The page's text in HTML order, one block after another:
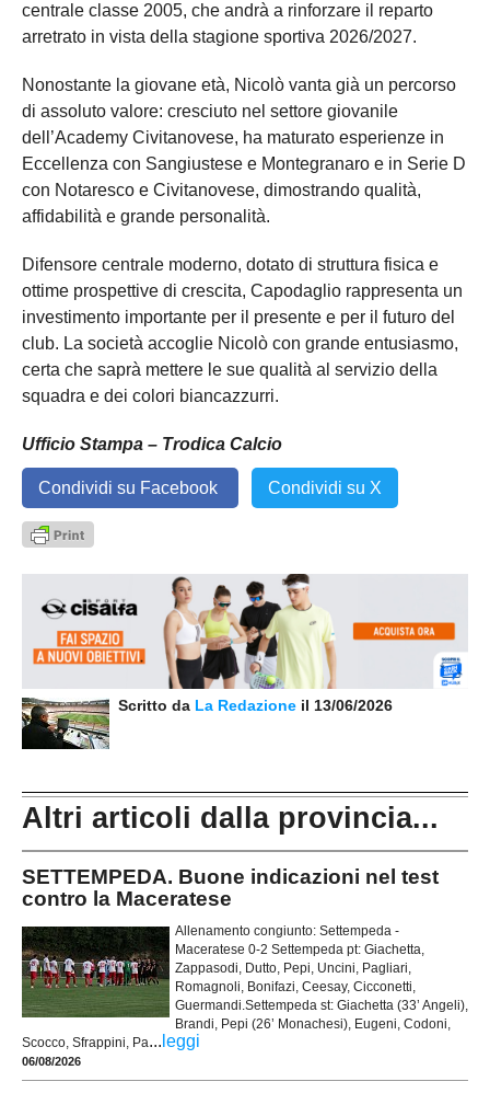
centrale classe 2005, che andrà a rinforzare il reparto
arretrato in vista della stagione sportiva 2026/2027.
Nonostante la giovane età, Nicolò vanta già un percorso
di assoluto valore: cresciuto nel settore giovanile
dell’Academy Civitanovese, ha maturato esperienze in
Eccellenza con Sangiustese e Montegranaro e in Serie D
con Notaresco e Civitanovese, dimostrando qualità,
affidabilità e grande personalità.
Difensore centrale moderno, dotato di struttura fisica e
ottime prospettive di crescita, Capodaglio rappresenta un
investimento importante per il presente e per il futuro del
club. La società accoglie Nicolò con grande entusiasmo,
certa che saprà mettere le sue qualità al servizio della
squadra e dei colori biancazzurri.
Ufficio Stampa – Trodica Calcio
Condividi su Facebook Condividi su X
Scritto da La Redazione il 13/06/2026
Altri articoli dalla provincia...
SETTEMPEDA. Buone indicazioni nel test
contro la Maceratese
Allenamento congiunto: Settempeda -
Maceratese 0-2 Settempeda pt: Giachetta,
Zappasodi, Dutto, Pepi, Uncini, Pagliari,
Romagnoli, Bonifazi, Ceesay, Cicconetti,
Guermandi.Settempeda st: Giachetta (33’ Angeli),
Brandi, Pepi (26’ Monachesi), Eugeni, Codoni,
Scocco, Sfrappini, Pa... leggi
06/08/2026